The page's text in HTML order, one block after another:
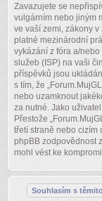
Zavazujete se
vulgárním nebo jiným
ve vaší zemi, zákony v
platné mezinárodní
vykázání z fóra a/
služeb (ISP) na vaši
příspěvků jsou
s tím, že
nebo uzamknout
za nutné. Jako
Přestože
třetí straně nebo cizím
phpBB zodpovědnost
mohl vést ke